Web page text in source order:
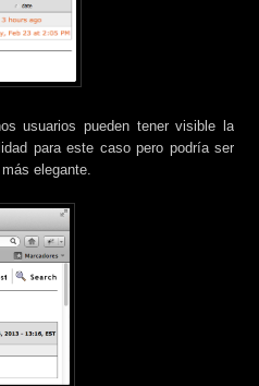
usuarios pueden tener visible la
para este caso pero podría ser
elegante.